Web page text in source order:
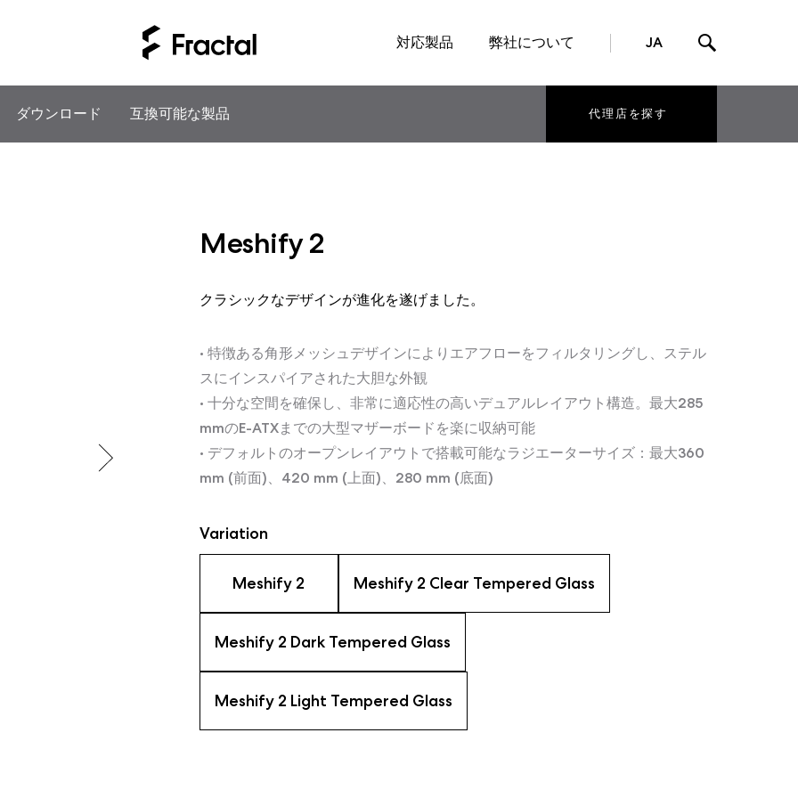
対応製品 弊社について JA
ダウンロード 互換可能な製品 代理店を探す
Meshify 2
クラシックなデザインが進化を遂げました。
• 特徴ある角形メッシュデザインによりエアフローをフィルタリングし、ステル
スにインスパイアされた大胆な外観
• 十分な空間を確保し、非常に適応性の高いデュアルレイアウト構造。最大285
mmのE-ATXまでの大型マザーボードを楽に収納可能
• デフォルトのオープンレイアウトで搭載可能なラジエーターサイズ：最大360
mm (前面)、420 mm (上面)、280 mm (底面)
Variation
Meshify 2 Meshify 2 Clear Tempered Glass
Meshify 2 Dark Tempered Glass
Meshify 2 Light Tempered Glass